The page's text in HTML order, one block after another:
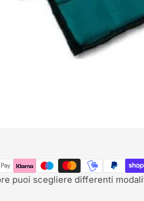
puoi scegliere differenti